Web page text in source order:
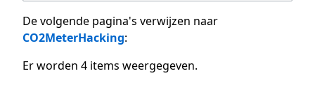
De volgende pagina's verwijzen naar
CO2MeterHacking:
Er worden 4 items weergegeven.